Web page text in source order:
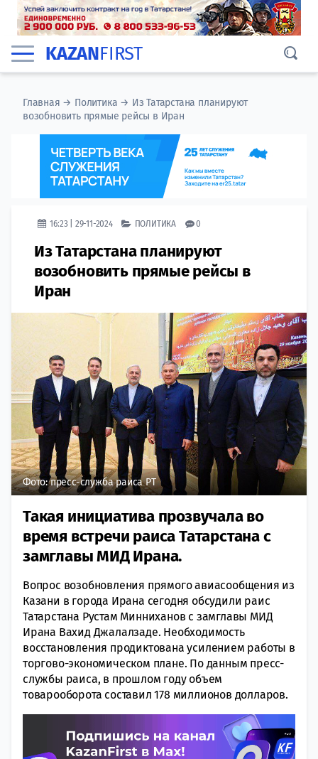
KAZANFIRST
Главная → Политика → Из Татарстана планируют
возобновить прямые рейсы в Иран
16:23 | 29-11-2024 ПОЛИТИКА 0
Из Татарстана планируют
возобновить прямые рейсы в
Иран
Фото: пресс-служба раиса РТ
Такая инициатива прозвучала во
время встречи раиса Татарстана с
замглавы МИД Ирана.
Вопрос возобновления прямого авиасообщения из
Казани в города Ирана сегодня обсудили раис
Татарстана Рустам Минниханов с замглавы МИД
Ирана Вахид Джалалзаде. Необходимость
восстановления продиктована усилением работы в
торгово-экономическом плане. По данным пресс-
службы раиса, в прошлом году объем
товарооборота составил 178 миллионов долларов.